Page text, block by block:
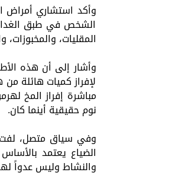
وأكد استشاري أمراض
الشخص في طبق
المقليات،
وأشار إلى أن هذه
لإفراز كميات هائلة
مباشرة إفراز المخ
نوم حقيقية أينما كان.
وفي سياق متصل، لفت
الضياع يعتمد
والنشاط وليس عدواً